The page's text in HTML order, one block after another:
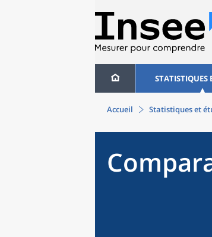
STATISTIQUES
Accueil Statistiques et